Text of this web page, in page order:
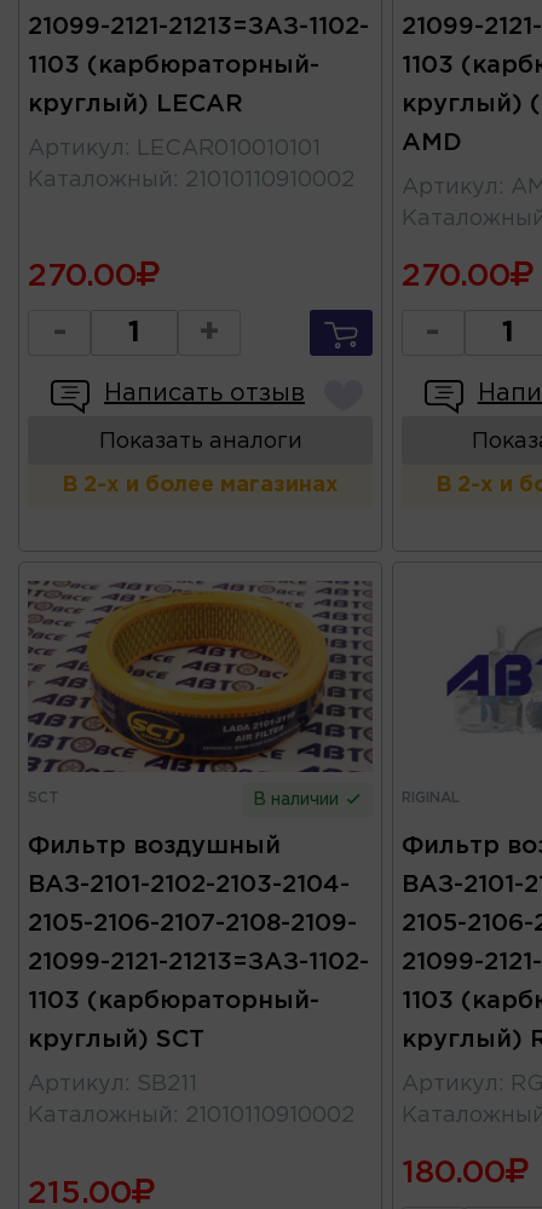
21099-2121-21213=ЗАЗ-1102-
1103 (карбюраторный-
круглый) LECAR
Артикул :
LECAR010010101
Каталожный : 21010110910002
270.00
- +
Написать отзыв
Показать аналоги
В 2-х и более магазинах
21099-
1103
круглый)
AMD
Артикул :
270.00
-
В 2-х и
SCT В наличии
Фильтр воздушный
ВАЗ-2101-2102-2103-2104-
2105-2106-2107-2108-2109-
21099-2121-21213=ЗАЗ-1102-
1103 (карбюраторный-
круглый) SCT
Артикул : SB211
Каталожный : 21010110910002
215.00
RIGINAL
Фильтр
ВАЗ-2101-
2105-2106-
21099-
1103
круглый)
Артикул :
180.00